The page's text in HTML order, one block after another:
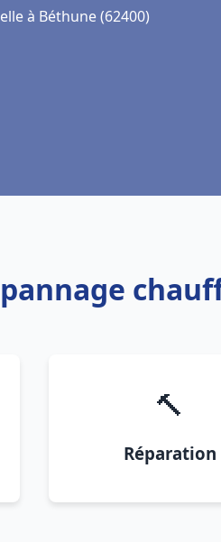
à Béthune (62400)
🔨
Réparation